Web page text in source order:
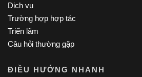
Dịch vụ
Trường hợp hợp tác
Triển lãm
Câu hỏi thường gặp
ĐIỀU HƯỚNG NHANH